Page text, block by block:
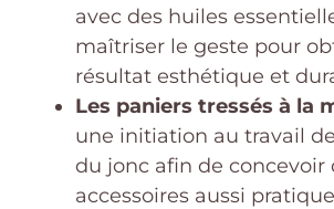
avec des huiles
maîtriser le geste pour
résultat esthétique et
Les paniers tressés à la
une initiation au travail de
du jonc afin de concevoir
accessoires aussi